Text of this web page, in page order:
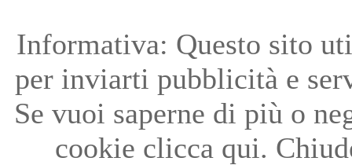
Informativa: Questo sito
per inviarti pubblicità e
Se vuoi saperne di più o
cookie clicca qui.